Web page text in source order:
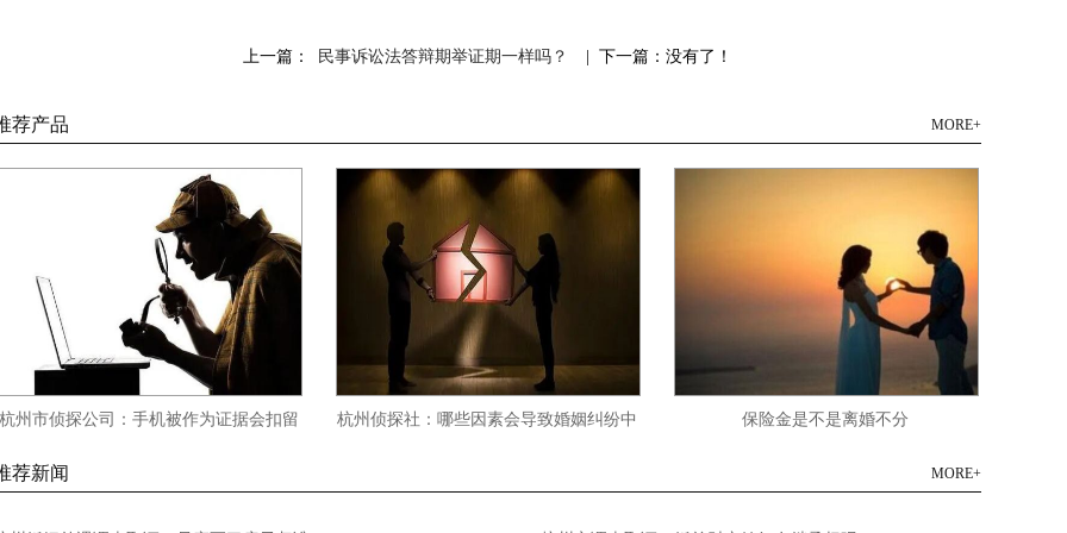
上一篇： 民事诉讼法答辩期举证期一样吗？ | 下一篇：没有了！
荐产品 MORE+
侦探公司：手机被作为证据会扣留
多久的记录
杭州侦探社：哪些因素会导致婚姻纠纷中 保险金是不是离婚不分
荐新闻 MORE+